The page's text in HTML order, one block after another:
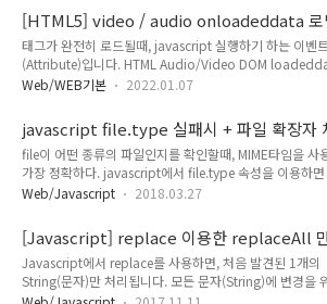
자주 사용하는 Grid의 유용한 기능과 활용법을 정리해 보
다. [ 목차 (Functin List) ](1) 그리드 컬럼(Grid Column)
기 - width(폭) 값을 0px로 만들어서 보이지 않게 함.(2)
커서(Column Cursor) 마우스 올렸을 때 변경하기(3) 컬
(Column) 표시값에 %붙이기 - (예: 11.16%처럼 표시)
수(..
[HTML5] video / audio onloadeddata 로
료 이벤트 - 비디오 자동 재생하기
태그가 완전히 로드될때, javascript 실행하기 하는 이벤
(Attribute)입니다. HTML Audio/Video DOM
Event 해당 프레임에서 비디오/오디오가 로딩이 완료되면
를 이용해서, 자동 플레이도 만들 수 있습니다. (하단 '자동
이 예제'를 참조하세요) Syntax In HTML: In JavaScript:
Using addEventListener(): 예제 자동 플레이 예제 Your
browser does not support HTML5 video. 자동 플레이
muted="muted" 속성이 있어야 자동 재생이 됩니다. 음
Web/WEB기본 2022.01.07
javascript file.type 실패시 + 파일 확장자
하기
file이 어떤 종류의 파일인지를 확인할때, MIME타임을 사
가장 정확하다. javascript에서 file.type 속성을 이용하면
만, 브라우저별로, 해당 값을 넘져주기 않을 때가 있어서,
지 비교를 할때, Edge에서 file.type에서 이상한 결과가 나
가 있다. if(file.type == 'application/pdf' ||
file.name.toLowerCase().endsWith('pdf')) { //code to
execute } file.name.toLowerCase().endWith('pdf')
Web/Javascript 2018.03.27
[Javascript] replace 이용한 replaceAll
기
Javascript에서 replace를 사용하면, 처음 발견된 1개의
String(문자)만 처리됩니다. 모든 문자(String)에 변경을
는, replaceAll함수를 선언해서 사용하면 처리된다. (사용